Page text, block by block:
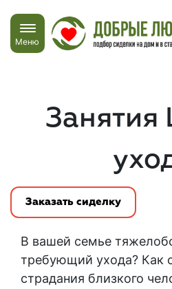
Меню
Заказать сиделку
В вашей семье
требующий ухода? Как
страдания близкого